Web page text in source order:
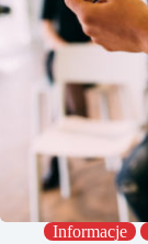
Informacje